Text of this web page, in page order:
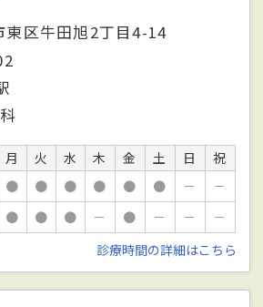
東区牛田旭2丁目4-14
月 火 水 木 金 土 日
祝
● ● ● ● ● ● －
－
● ● ● － ● － －
－
診療時間の詳細はこちら